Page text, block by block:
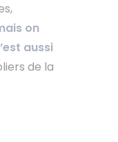
on
aussi
de la